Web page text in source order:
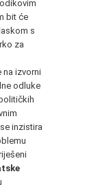
bit će
s
za
na izvorni
odluke
inzistira